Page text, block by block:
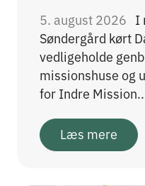
5. august 2026 I
Søndergård kørt
vedligeholde
missionshuse og
for Indre
Læs mere